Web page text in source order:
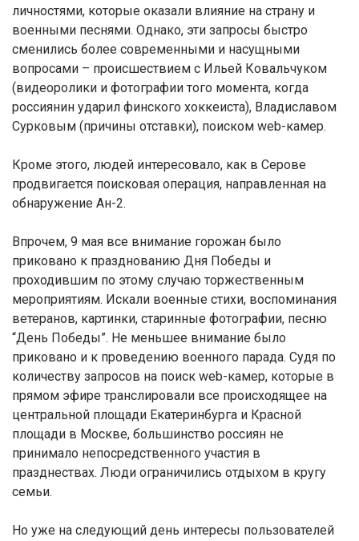
личностями, которые оказали влияние на страну и
военными песнями. Однако, эти запросы быстро
сменились более современными и насущными
вопросами – происшествием с Ильей Ковальчуком
(видеоролики и фотографии того момента, когда
россиянин ударил финского хоккеиста), Владиславом
Сурковым (причины отставки), поиском web-камер.
Кроме этого, людей интересовало, как в Серове
продвигается поисковая операция, направленная на
обнаружение Ан-2.
Впрочем, 9 мая все внимание горожан было
приковано к празднованию Дня Победы и
проходившим по этому случаю торжественным
мероприятиям. Искали военные стихи, воспоминания
ветеранов, картинки, старинные фотографии, песню
“День Победы”. Не меньшее внимание было
приковано и к проведению военного парада. Судя по
количеству запросов на поиск web-камер, которые в
прямом эфире транслировали все происходящее на
центральной площади Екатеринбурга и Красной
площади в Москве, большинство россиян не
принимало непосредственного участия в
празднествах. Люди ограничились отдыхом в кругу
семьи.
Но уже на следующий день интересы пользователей